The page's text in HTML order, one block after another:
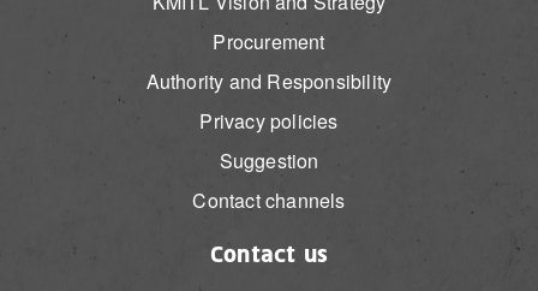
Procurement
Authority and Responsibility
Privacy policies
Suggestion
Contact channels
Contact us